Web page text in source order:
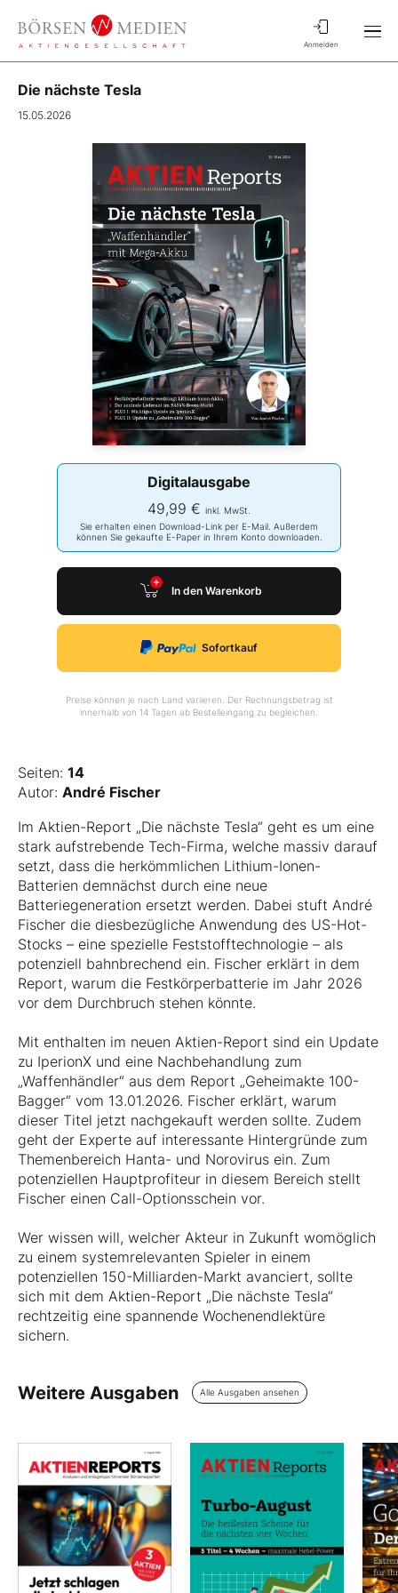
Anmelden
Die nächste Tesla
15.05.2026
Digitalausgabe
49,99 € inkl. MwSt.
Sie erhalten einen Download-Link per E-Mail. Außerdem
können Sie gekaufte E-Paper in Ihrem Konto downloaden.
In den Warenkorb
Sofortkauf
Preise können je nach Land variieren. Der Rechnungsbetrag ist
innerhalb von 14 Tagen ab Bestelleingang zu begleichen.
Seiten: 14
Autor: André Fischer
Im Aktien-Report „Die nächste Tesla“ geht es um eine
stark aufstrebende Tech-Firma, welche massiv darauf
setzt, dass die herkömmlichen Lithium-Ionen-
Batterien demnächst durch eine neue
Batteriegeneration ersetzt werden. Dabei stuft André
Fischer die diesbezügliche Anwendung des US-Hot-
Stocks – eine spezielle Feststofftechnologie – als
potenziell bahnbrechend ein. Fischer erklärt in dem
Report, warum die Festkörperbatterie im Jahr 2026
vor dem Durchbruch stehen könnte.
Mit enthalten im neuen Aktien-Report sind ein Update
zu IperionX und eine Nachbehandlung zum
„Waffenhändler“ aus dem Report „Geheimakte 100-
Bagger“ vom 13.01.2026. Fischer erklärt, warum
dieser Titel jetzt nachgekauft werden sollte. Zudem
geht der Experte auf interessante Hintergründe zum
Themenbereich Hanta- und Norovirus ein. Zum
potenziellen Hauptprofiteur in diesem Bereich stellt
Fischer einen Call-Optionsschein vor.
Wer wissen will, welcher Akteur in Zukunft womöglich
zu einem systemrelevanten Spieler in einem
potenziellen 150-Milliarden-Markt avanciert, sollte
sich mit dem Aktien-Report „Die nächste Tesla“
rechtzeitig eine spannende Wochenendlektüre
sichern.
Weitere Ausgaben Alle Ausgaben ansehen